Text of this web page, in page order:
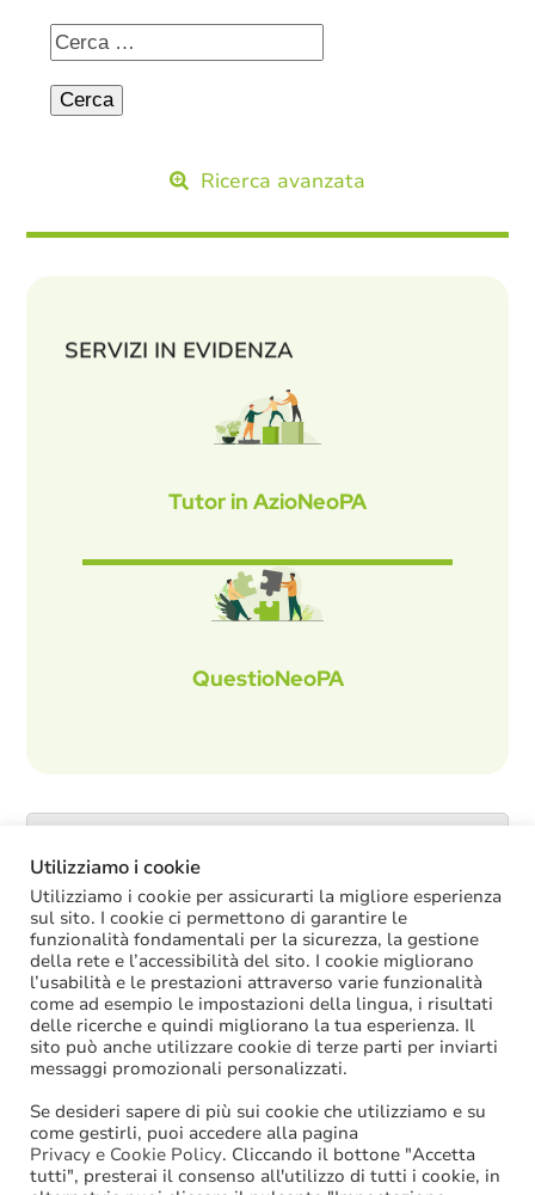
Ricerca avanzata
SERVIZI IN EVIDENZA
Tutor in AzioNeoPA
QuestioNeoPA
ULTIME NOTIZIE
Oggi in Cdm il nuovo “Decreto PA”: molte
le novità di interesse per gli enti locali
Niente assunzioni tramite scorrimento di
graduatorie di mobilità
Sanzioni BDAP: aumenta il fondo per il
contributo alla finanza pubblica
Il diritto al rimborso delle spese di
iscrizione all’albo professionale spetta solo
Utilizziamo i cookie
Utilizziamo i cookie per assicurarti la migliore esperienza
sul sito. I cookie ci permettono di garantire le
funzionalità fondamentali per la sicurezza, la gestione
della rete e l’accessibilità del sito. I cookie migliorano
l’usabilità e le prestazioni attraverso varie funzionalità
come ad esempio le impostazioni della lingua, i risultati
delle ricerche e quindi migliorano la tua esperienza. Il
sito può anche utilizzare cookie di terze parti per inviarti
messaggi promozionali personalizzati.
Se desideri sapere di più sui cookie che utilizziamo e su
come gestirli, puoi accedere alla pagina
Privacy e Cookie Policy. Cliccando il bottone "Accetta
tutti", presterai il consenso all'utilizzo di tutti i cookie, in